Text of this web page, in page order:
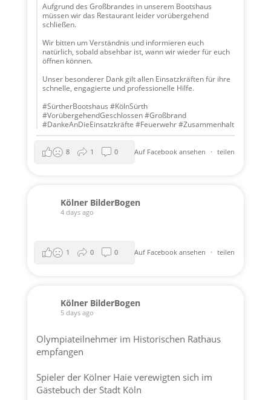
Aufgrund des Großbrandes in unserem Bootshaus
müssen wir das Restaurant leider vorübergehend
schließen.
Wir bitten um Verständnis und informieren euch
natürlich, sobald absehbar ist, wann wir wieder für euch
öffnen können.
Unser besonderer Dank gilt allen Einsatzkräften für ihre
schnelle, engagierte und professionelle Hilfe.
#SürtherBootshaus #KölnSürth
#VorübergehendGeschlossen #Großbrand
#DankeAnDieEinsatzkräfte #Feuerwehr #Zusammenhalt
Auf Facebook ansehen · teilen
8 1 0
Kölner BilderBogen
4 days ago
Auf Facebook ansehen · teilen
1 0 0
Kölner BilderBogen
5 days ago
Olympiateilnehmer im Historischen Rathaus
empfangen
Spieler der Kölner Haieverewigten sich im
Gästebuch der Stadt Köln